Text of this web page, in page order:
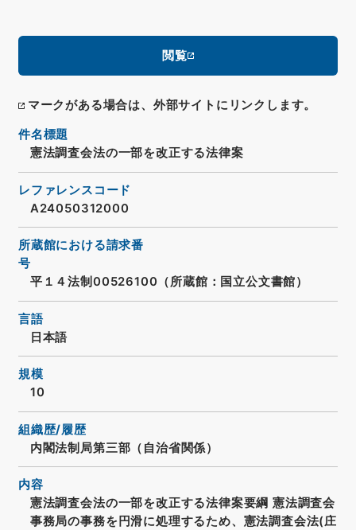
閲覧
マークがある場合は、外部サイトにリンクします。
件名標題
憲法調査会法の一部を改正する法律案
レファレンスコード
A24050312000
所蔵館における請求番
号
平１４法制00526100（所蔵館：国立公文書館）
言語
日本語
規模
10
組織歴/履歴
内閣法制局第三部（自治省関係）
内容
憲法調査会法の一部を改正する法律案要綱 憲法調査会
事務局の事務を円滑に処理するため、憲法調査会法(庄